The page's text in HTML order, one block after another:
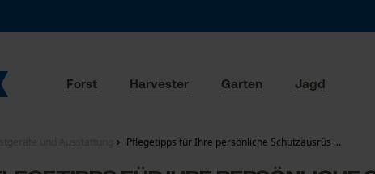
Forst Harvester Garten Jagd
Pflegetipps für Ihre persönliche Schutzausrüs ...